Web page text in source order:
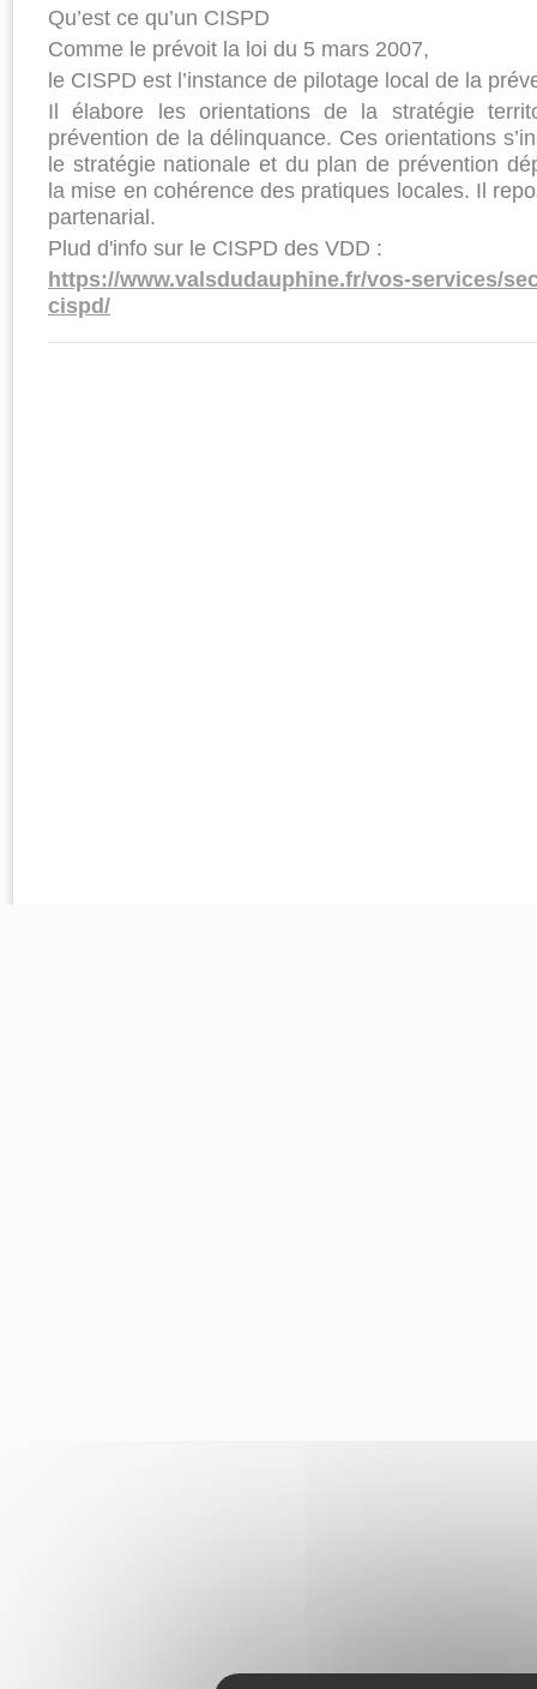
Qu’est ce qu’un CISPD
Comme le prévoit la loi du 5 mars 2007,
le CISPD est l’instance de pilotage local de la
Il élabore les orientations de la stratégie
prévention de la délinquance. Ces orientations
le stratégie nationale et du plan de prévention
la mise en cohérence des pratiques locales. Il
partenarial.
Plud d'info sur le CISPD des VDD :
https://www.valsdudauphine.fr/vos-services/
cispd/